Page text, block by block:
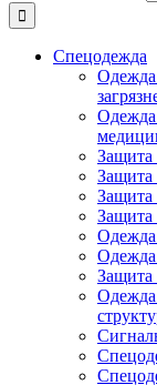
Спецодежда
Одежда
Одежда
Защита
Защита
Защита
Защита
Одежда
Защита
Одежда